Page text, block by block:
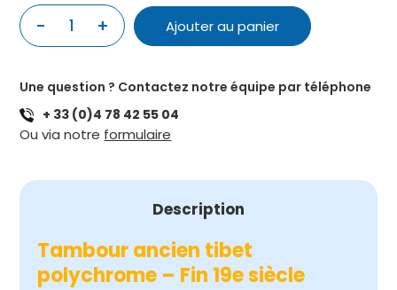
-
quantité
ANCIEN
TIBET
POLYCHROME
1 + Ajouter au panier
Une question ? Contactez notre équipe par téléphone
+ 33 (0)4 78 42 55 04
Ou via notre formulaire
Description
Tambour ancien tibet
polychrome – Fin 19e siècle